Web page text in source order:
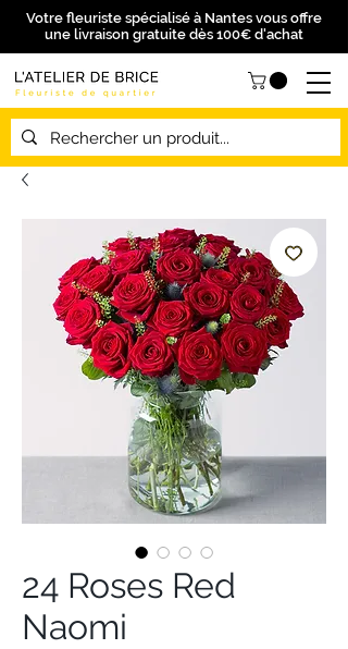
Votre fleuriste spécialisé à Nantes vous offre
une livraison gratuite dès 100€ d'achat
24 Roses Red
Naomi